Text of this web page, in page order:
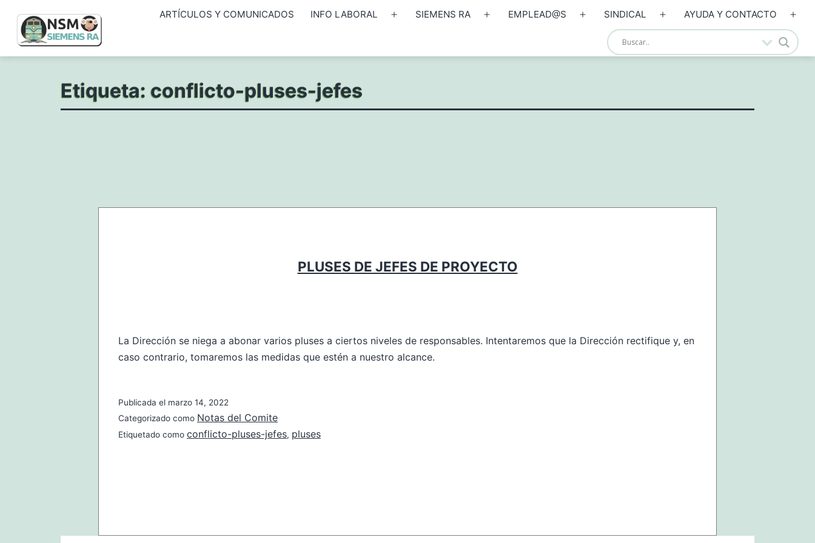
contenido
ARTÍCULOS Y COMUNICADOS INFO LABORAL
Abrir
SIEMENS RA
Abrir
EMPLEAD@S
Abrir
menú
SINDICAL
Abrir
AYUDA Y CONTACTO
Abrir
el
Etiqueta: conflicto-pluses-jefes
PLUSES DE JEFES DE PROYECTO
La Dirección se niega a abonar varios pluses a ciertos niveles de responsables. Intentaremos que la Dirección rectifique y, en
caso contrario, tomaremos las medidas que estén a nuestro alcance.
Publicada el marzo 14, 2022
Categorizado como Notas del Comite
Etiquetado como conflicto-pluses-jefes, pluses